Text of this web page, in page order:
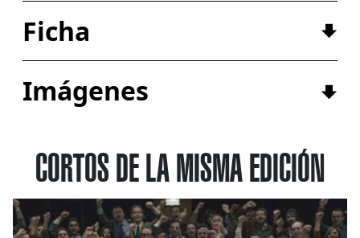
Ficha
Imágenes
CORTOS DE LA MISMA EDICIÓN